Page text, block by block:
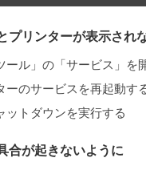
プリンターが表示され
ール」の「サービス」を
ーのサービスを再起動す
ットダウンを実行する
合が起きないように